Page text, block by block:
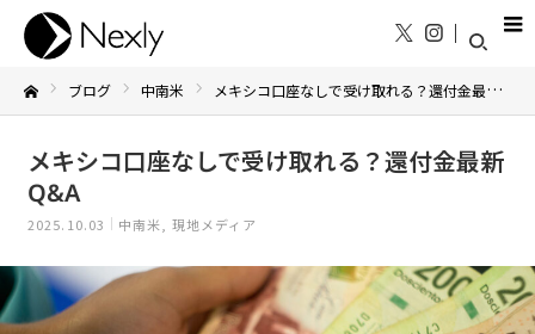
ブログ 中南米 メキシコ口座なしで受け取れる？還付金最新Q&A
メキシコ口座なしで受け取れる？還付金最新
Q&A
2025.10.03 中南米 現地メディア